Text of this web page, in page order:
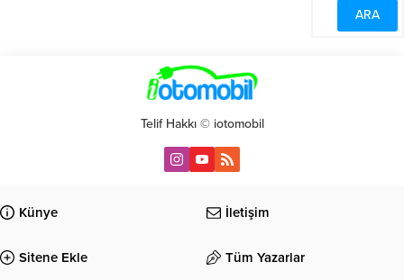
Telif Hakkı © iotomobil
Künye İletişim
Sitene Ekle Tüm Yazarlar